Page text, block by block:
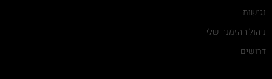
נגישות
ניהול ההזמנה שלי
דרושים